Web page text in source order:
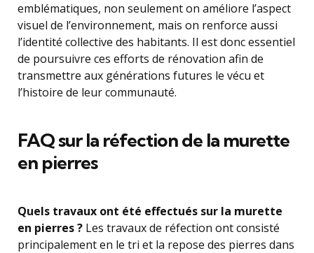
emblématiques, non seulement on améliore l’aspect
visuel de l’environnement, mais on renforce aussi
l’identité collective des habitants. Il est donc essentiel
de poursuivre ces efforts de rénovation afin de
transmettre aux générations futures le vécu et
l’histoire de leur communauté.
FAQ sur la réfection de la murette
en pierres
Quels travaux ont été effectués sur la murette
en pierres ? Les travaux de réfection ont consisté
principalement en le tri et la repose des pierres dans